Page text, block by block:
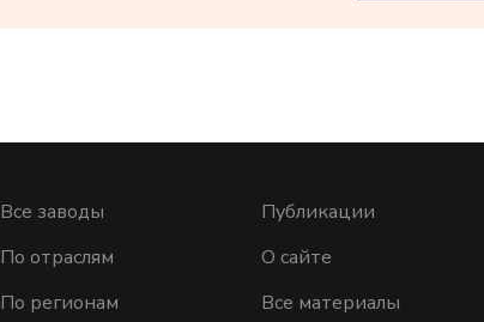
Все заводы
По отраслям
По регионам
Публикации
О сайте
Все материалы